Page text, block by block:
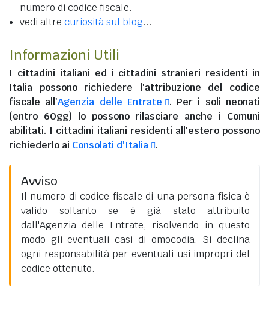
numero di codice fiscale.
vedi altre curiosità sul blog...
Informazioni Utili
I cittadini italiani ed i cittadini stranieri residenti in
Italia possono richiedere l'attribuzione del codice
fiscale all'Agenzia delle Entrate
. Per i soli neonati
(entro 60gg) lo possono rilasciare anche i Comuni
abilitati. I cittadini italiani residenti all'esteropossono
richiederlo ai Consolati d'Italia .
Avviso
Il numero di codice fiscale di una persona fisica è
valido soltanto se è già stato attribuito
dall'Agenzia delle Entrate, risolvendo in questo
modo gli eventuali casi di omocodia. Si declina
ogni responsabilità per eventuali usi impropri del
codice ottenuto.